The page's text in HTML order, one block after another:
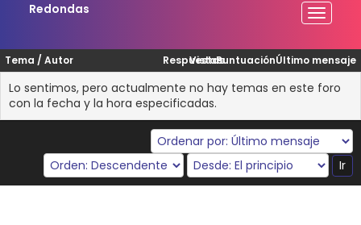
Redondas
Tema / Autor Respuestas
VistasPuntuaciónÚltimo mensaje
Lo sentimos, pero actualmente no hay temas en este foro
con la fecha y la hora especificadas.